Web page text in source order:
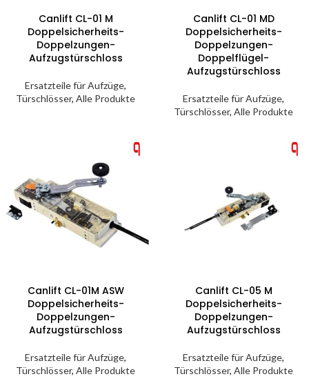
Canlift CL-01 M
Doppelsicherheits-
Doppelzungen-
Aufzugstürschloss
Ersatzteile für Aufzüge,
Türschlösser, Alle Produkte
Canlift CL-01 MD
Doppelsicherheits-
Doppelzungen-
Doppelflügel-
Aufzugstürschloss
Ersatzteile für Aufzüge,
Türschlösser, Alle Produkte
Canlift CL-01M ASW
Doppelsicherheits-
Doppelzungen-
Aufzugstürschloss
Ersatzteile für Aufzüge,
Türschlösser, Alle Produkte
Canlift CL-05 M
Doppelsicherheits-
Doppelzungen-
Aufzugstürschloss
Ersatzteile für Aufzüge,
Türschlösser, Alle Produkte